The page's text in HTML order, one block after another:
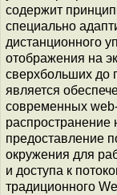
содержит
специально
дистанционного
отображения на
сверхбольших до
является
современных
предоставление
окружения для
и доступа к
традиционного